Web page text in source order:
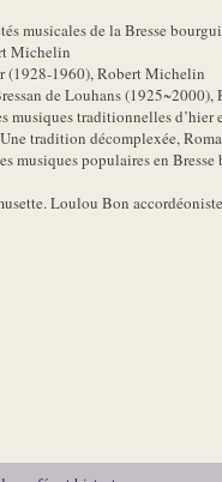
musicales de la Bresse
Michelin
(1928-1960), Robert Michelin
de Louhans
musiques traditionnelles d’hier
tradition décomplexée,
musiques populaires en
Loulou Bon